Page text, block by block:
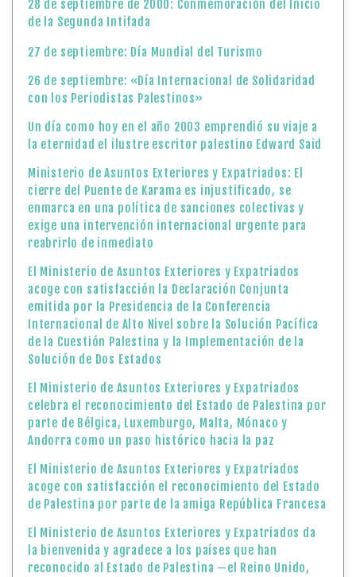
28 de septiembre de 2000: Conmemoración del Inicio
de la Segunda Intifada
27 de septiembre: Día Mundial del Turismo
26 de septiembre: «Día Internacional de Solidaridad
con los Periodistas Palestinos»
Un día como hoy en el año 2003 emprendió su viaje a
la eternidad el ilustre escritor palestino Edward Said
Ministerio de Asuntos Exteriores y Expatriados: El
cierre del Puente de Karama es injustificado, se
enmarca en una política de sanciones colectivas y
exige una intervención internacional urgente para
reabrirlo de inmediato
El Ministerio de Asuntos Exteriores y Expatriados
acoge con satisfacción la Declaración Conjunta
emitida por la Presidencia de la Conferencia
Internacional de Alto Nivel sobre la Solución Pacífica
de la Cuestión Palestina y la Implementación de la
Solución de Dos Estados
El Ministerio de Asuntos Exteriores y Expatriados
celebra el reconocimiento del Estado de Palestina por
parte de Bélgica, Luxemburgo, Malta, Mónaco y
Andorra como un paso histórico hacia la paz
El Ministerio de Asuntos Exteriores y Expatriados
acoge con satisfacción el reconocimiento del Estado
de Palestina por parte de la amiga República Francesa
El Ministerio de Asuntos Exteriores y Expatriados da
la bienvenida y agradece a los países que han
reconocido al Estado de Palestina —el Reino Unido,